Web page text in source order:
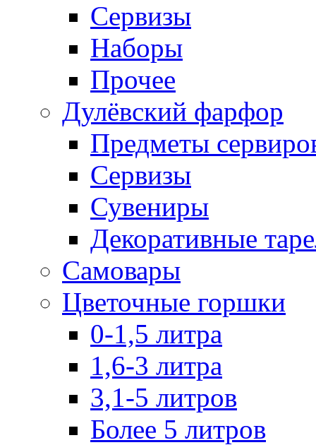
Сервизы
Наборы
Прочее
Дулёвский фарфор
Предметы
Сервизы
Сувениры
Декоративные
Самовары
Цветочные горшки
0-1,5 литра
1,6-3 литра
3,1-5 литров
Более 5 литров